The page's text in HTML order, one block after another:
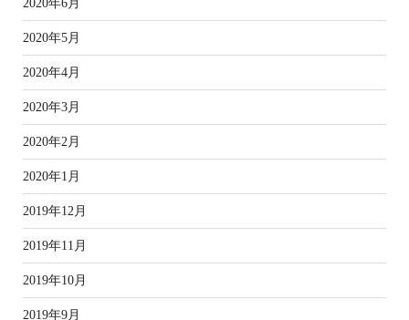
2020年6月
2020年5月
2020年4月
2020年3月
2020年2月
2020年1月
2019年12月
2019年11月
2019年10月
2019年9月